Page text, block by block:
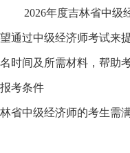
2026年度吉林省中级
通过中级经济师考试来
时间及所需材料，帮助
考条件
省中级经济师的考生需